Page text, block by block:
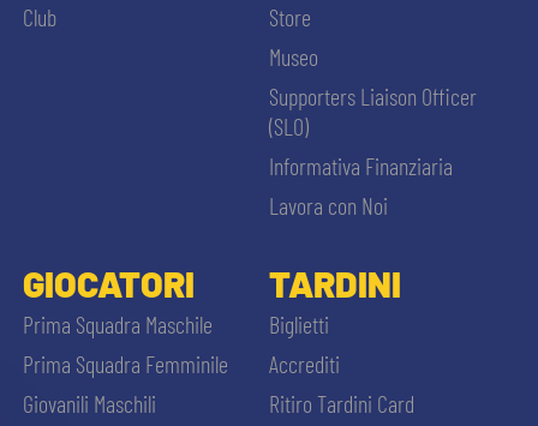
Club
Store
Museo
Supporters Liaison Officer
(SLO)
Informativa Finanziaria
Lavora con Noi
GIOCATORI
Prima Squadra Maschile
Prima Squadra Femminile
Giovanili Maschili
TARDINI
Biglietti
Accrediti
Ritiro Tardini Card